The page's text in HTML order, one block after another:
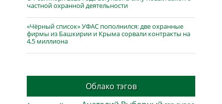
частной охранной деятельности
«Чёрный список» УФАС пополнился: две охранные
фирмы из Башкирии и Крыма сорвали контракты на
4,5 миллиона
Облако тэгов